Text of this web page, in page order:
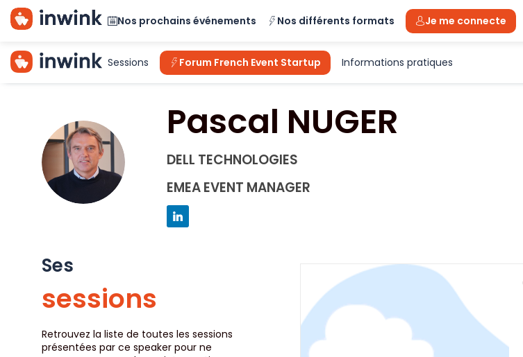
Nos prochains événements Nos différents formats Je me connecte
Sessions Forum French Event Startup Informations pratiques
PN
Pascal NUGER
DELL TECHNOLOGIES
EMEA EVENT MANAGER
Ses
sessions
Retrouvez la liste de toutes les sessions
présentées par ce speaker pour ne